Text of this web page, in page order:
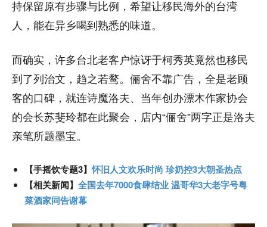
持保留原有步骤与比例，希望让移民海外的台湾
人， 能在异乡喝到熟悉的味道。
而确实，许多台北老客户惊讶于柯秀英竟然也移民
到了列治文，趋之若鹜。俪舍不靠广告，全是老顾
客的口碑，就连诗魔洛夫、当年创办漂木作家协会
的会长苏斐玲都在此聚会，店内“俪舍”两字正是洛夫
亲笔所题墨宝。
【手摇饮专题3】怀旧人文欢乐时尚 珍奶控3大朝圣热点
【相关新闻】 全国去年7000食肆结业 温哥华3大老字号粤
菜酒家同告谢幕